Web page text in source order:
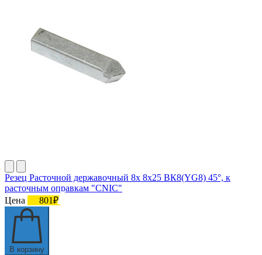
Резец Расточной державочный 8х 8х25 ВК8(YG8) 45°, к
расточным оправкам "CNIC"
Цена
801₽
В корзину